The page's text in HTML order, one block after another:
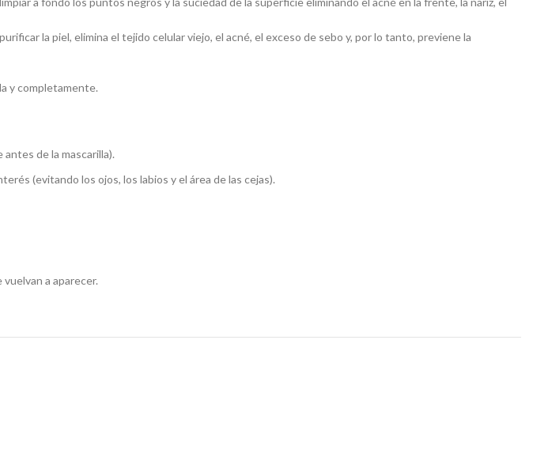
la piel, elimina el tejido celular viejo, el acné, el exceso de sebo y, por lo tanto, previene la
y completamente.
de la mascarilla).
(evitando los ojos, los labios y el área de las cejas).
a aparecer.